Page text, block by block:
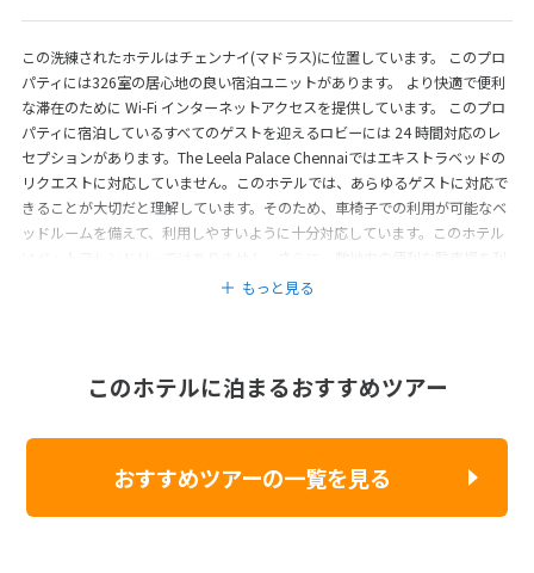
この洗練されたホテルはチェンナイ(マドラス)に位置しています。 このプロ
パティには326室の居心地の良い宿泊ユニットがあります。 より快適で便利
な滞在のために Wi-Fi インターネットアクセスを提供しています。 このプロ
パティに宿泊しているすべてのゲストを迎えるロビーには 24 時間対応のレ
セプションがあります。The Leela Palace Chennaiではエキストラベッドの
リクエストに対応していません。このホテルでは、あらゆるゲストに対応で
きることが大切だと理解しています。そのため、車椅子での利用が可能なベ
ッドルームを備えて、利用しやすいように十分対応しています。このホテル
用できます。あらゆる種類のイベント用に提供している会議サービスや施設
ています。The Leela Palace Chennaiのこのようなサービスには料金がかか
もっと見る
このホテルに泊まるおすすめツアー
おすすめツアーの一覧を見る